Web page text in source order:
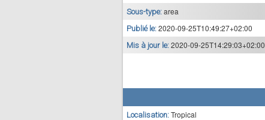
Sous-type: area
Publié le: 2020-09-25T10:49:27+02:00
Mis à jour le: 2020-09-25T14:29:03+02:00
Localisation: Tropical